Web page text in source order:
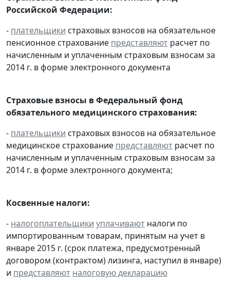
Российской Федерации:
- плательщики страховых взносов на обязательное
пенсионное страхование представляют расчет по
начисленным и уплаченным страховым взносам за
2014 г. в форме электронного документа
Страховые взносы в Федеральный фонд
обязательного медицинского страхования:
- плательщики страховых взносов на обязательное
медицинское страхование представляют расчет по
начисленным и уплаченным страховым взносам за
2014 г. в форме электронного документа;
Косвенные налоги:
- налогоплательщики уплачивают налоги по
импортированным товарам, принятым на учет в
январе 2015 г. (срок платежа, предусмотренный
договором (контрактом) лизинга, наступил в январе)
и представляют налоговую декларацию